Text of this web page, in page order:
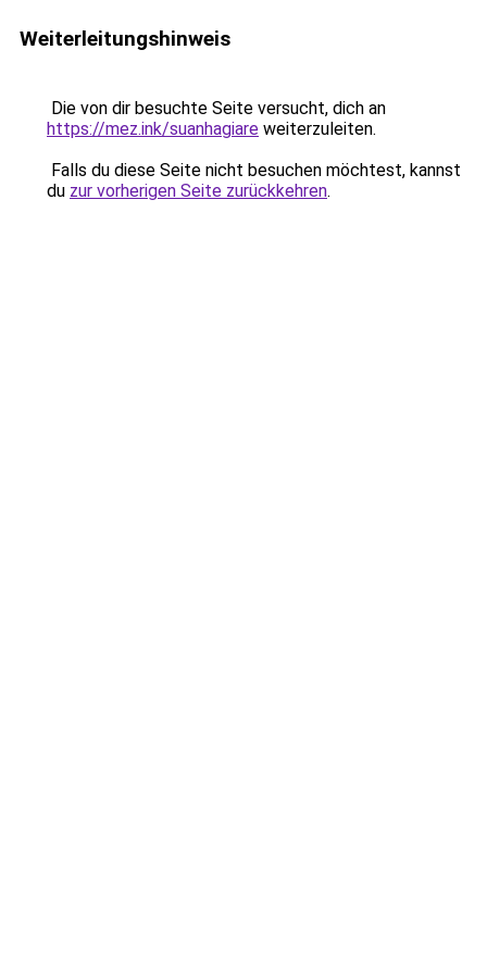
Weiterleitungshinweis
Die von dir besuchte Seite versucht, dich an
https://mez.ink/suanhagiare weiterzuleiten.
Falls du diese Seite nicht besuchen möchtest, kannst
du zur vorherigen Seite zurückkehren.